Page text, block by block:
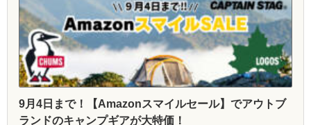
9月4日まで！【Amazonスマイルセール】でアウトブ
ランドのキャンプギアが大特価！